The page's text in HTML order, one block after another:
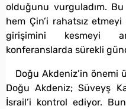
olduğunu vurguladım.
hem Çin’i rahatsız
girişimini kesmeyi
konferanslarda sürekli
Doğu Akdeniz’in önemi
Doğu Akdeniz; Süveyş
İsrail’i kontrol ediyor.